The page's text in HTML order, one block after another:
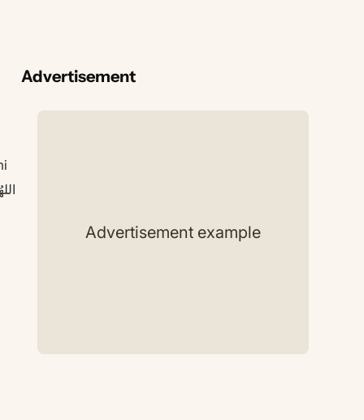
Advertisement
Advertisement example